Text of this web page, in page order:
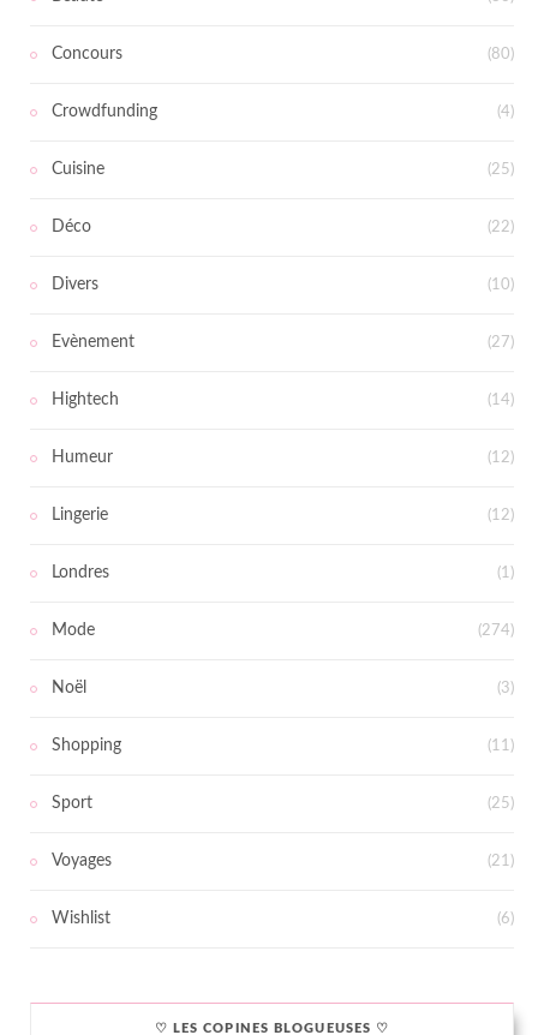
Concours (80)
Crowdfunding (4)
Cuisine (25)
Déco (22)
Divers (10)
Evènement (27)
Hightech (14)
Humeur (12)
Lingerie (12)
Londres (1)
Mode (274)
Noël (3)
Shopping (11)
Sport (25)
Voyages (21)
Wishlist (6)
♡ LES COPINES BLOGUEUSES ♡